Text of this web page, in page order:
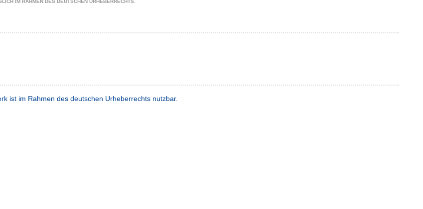
IM RAHMEN DES DEUTSCHEN URHEBERRECHTS.
ist im Rahmen des deutschen Urheberrechts nutzbar.